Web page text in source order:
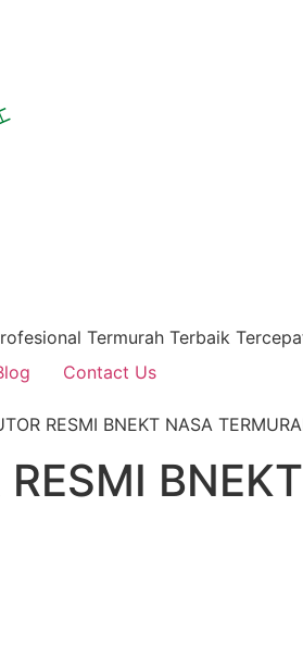
Termurah Terbaik
Contact Us
RESMI BNEKT NASA
RESMI